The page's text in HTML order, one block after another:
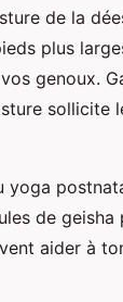
de la
plus
vos genoux.
sollicite
yoga
de
aider à